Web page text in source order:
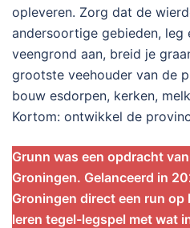
opleveren. Zorg dat de
andersoortige gebieden,
veengrond aan, breid je
grootste veehouder van de
bouw esdorpen, kerken,
Kortom: ontwikkel de
Grunn was een opdracht
Groningen. Gelanceerd in
Groningen direct een run op
leren tegel-legspel met wat